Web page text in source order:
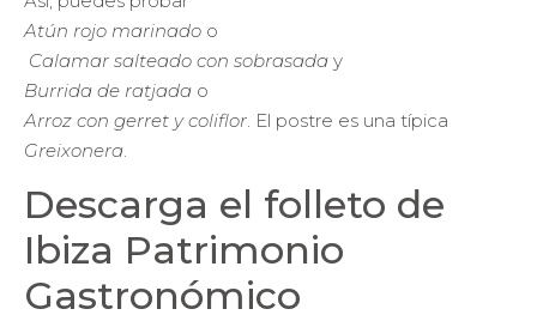
Atún rojo marinado o
Calamar salteado con sobrasada y
Burrida de ratjada o
Arroz con gerret y coliflor . El postre es una típica
Greixonera
Descarga el folleto de
Ibiza Patrimonio
Gastronómico